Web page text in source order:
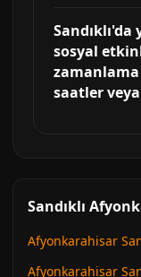
sosyal
zamanlama
saatler
Sandıklı
Afyonkarahisar
Afyonkarahisar